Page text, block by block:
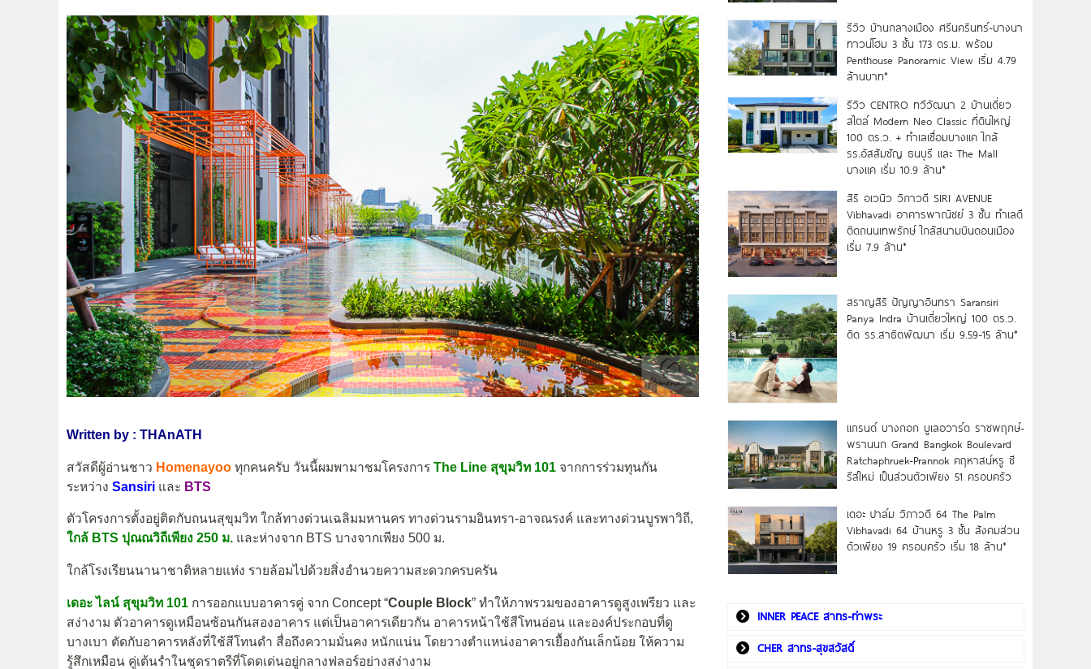
Written by : THAnATH
สวัสดีผู้อ่านชาว Homenayoo ทุกคนครับ วันนี้ผมพามาชมโครงการ The Line สุขุมวิท 101 จากการร่วมทุนกัน
ระหว่าง Sansiri และ BTS
ตัวโครงการตั้งอยู่ติดกับถนนสุขุมวิท ใกล้ทางด่วนเฉลิมมหานคร ทางด่วนรามอินทรา-อาจณรงค์ และทางด่วนบูรพาวิถี,
ใกล้ BTS ปุณณวิถีเพียง 250 ม. และห่างจาก BTS บางจากเพียง 500 ม.
ใกล้โรงเรียนนานาชาติหลายแห่ง รายล้อมไปด้วยสิ่งอำนวยความสะดวกครบครัน
เดอะ ไลน์ สุขุมวิท 101 การออกแบบอาคารคู่ จาก Concept “Couple Block” ทำให้ภาพรวมของอาคารดูสูงเพรียว และ
สง่างาม ตัวอาคารดูเหมือนซ้อนกันสองอาคาร แต่เป็นอาคารเดียวกัน อาคารหน้าใช้สีโทนอ่อน และองค์ประกอบที่ดู
บางเบา ตัดกับอาคารหลังที่ใช้สีโทนดำ สื่อถึงความมั่นคง หนักแน่น โดยวางตำแหน่งอาคารเยื้องกันเล็กน้อย ให้ความ
รู้สึกเหมือน คู่เต้นรำในชุดราตรีที่โดดเด่นอยู่กลางฟลอร์อย่างสง่างาม
รีวิว บ้านกลางเมือง ศรีนครินทร์-บางนา
ทาวน์โฮม 3 ชั้น 173 ตร.ม. พร้อม
Penthouse Panoramic View เริ่ม 4.79
ล้านบาท*
รีวิว CENTRO ทวีวัฒนา 2 บ้านเดี่ยว
สไตล์ Modern Neo Classic ที่ดินใหญ่
100 ตร.ว. + ทำเลเชื่อมบางแค ใกล้
รร.อัสสัมชัญ ธนบุรี และ The Mall
บางแค เริ่ม 10.9 ล้าน*
สิริ อเวนิว วิภาวดี SIRI AVENUE
Vibhavadi อาคารพาณิชย์ 3 ชั้น ทำเลดี
ติดถนนเทพรักษ์ ใกล้สนามบินดอนเมือง
เริ่ม 7.9 ล้าน*
สราญสิริ ปัญญาอินทรา Saransiri
Panya Indra บ้านเดี่ยวใหญ่ 100 ตร.ว.
ดิด รร.สาธิตพัฒนา เริ่ม 9.59-15 ล้าน*
แกรนด์ บางกอก บูเลอวาร์ด ราชพฤกษ์-
พรานนก Grand Bangkok Boulevard
Ratchaphruek-Prannok คฤหาสน์หรู ซี
รีส์ใหม่ เป็นส่วนตัวเพียง 51 ครอบครัว
เดอะ ปาล์ม วิภาวดี 64 The Palm
Vibhavadi 64 บ้านหรู 3 ชั้น สังคมส่วน
ตัวเพียง 19 ครอบครัว เริ่ม 18 ล้าน*
INNER PEACE สาทร-ท่าพระ
CHER สาทร-สุขสวัสดิ์